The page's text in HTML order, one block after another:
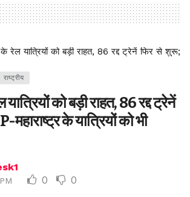
रेल यात्रियों को बड़ी राहत, 86 रद्द ट्रेनें फिर से शुरू;
राष्ट्रीय
को बड़ी राहत, 86 रद्द ट्रेनें
के यात्रियों को भी
0 0